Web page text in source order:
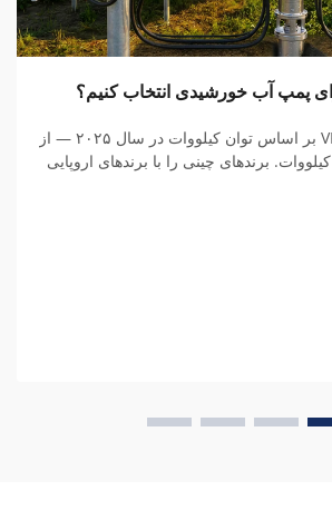
قیمت‌های واقعی VFD بر اساس توان کیلووات در سال ۲۰۲۵ — از
۰٫۷۵ کیلووات تا ۳۷ کیلووات. برندهای چینی را با برندهای اروپایی